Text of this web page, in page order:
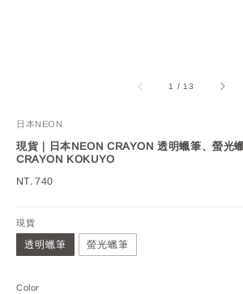
1 / 13
日本NEON
現貨｜日本NEON CRAYON 透明蠟筆、螢光
CRAYON KOKUYO
Regular
NT. 740
現貨
透明蠟筆 螢光蠟筆
Color